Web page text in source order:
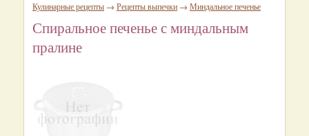
Кулинарные рецепты → Рецепты выпечки → Миндальное печенье
Спиральное печенье с миндальным
пралине